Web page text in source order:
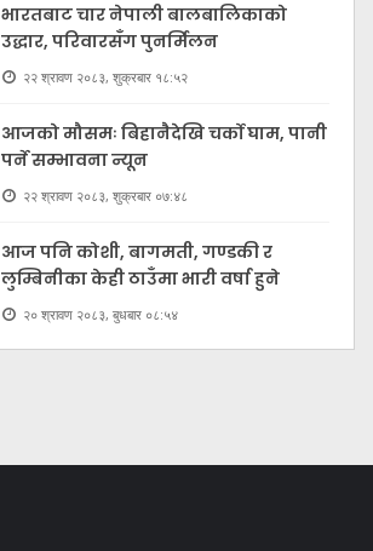
भारतबाट चार नेपाली बालबालिकाको
उद्धार, परिवारसँग पुनर्मिलन
२२ श्रावण २०८३, शुक्रबार १८:५२
आजको मौसमः बिहानैदेखि चर्को घाम, पानी
पर्ने सम्भावना न्यून
२२ श्रावण २०८३, शुक्रबार ०७:४८
आज पनि कोशी, बागमती, गण्डकी र
लुम्बिनीका केही ठाउँमा भारी वर्षा हुने
२० श्रावण २०८३, बुधबार ०८:५४